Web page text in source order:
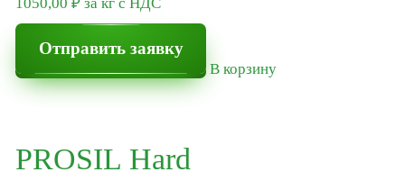
Экологичный умягчитель Сomixsil
Сорбенты и стабилизаторы грунта
Отправить заявку
В корзину
PROSIL Hard